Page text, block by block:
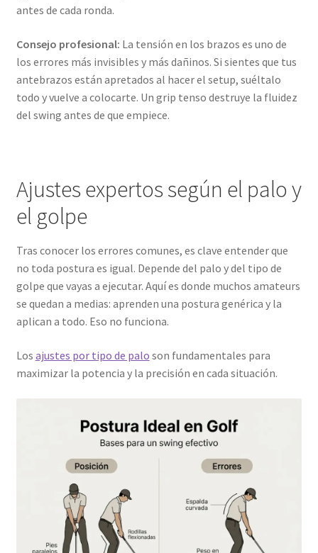
antes de cada ronda.
Consejo profesional: La tensión en los brazos es uno de
los errores más invisibles y más dañinos. Si sientes que tus
antebrazos están apretados al hacer el setup, suéltalo
todo y vuelve a colocarte. Un grip tenso destruye la fluidez
del swing antes de que empiece.
Ajustes expertos según el palo y
el golpe
Tras conocer los errores comunes, es clave entender que
no toda postura es igual. Depende del palo y del tipo de
golpe que vayas a ejecutar. Aquí es donde muchos amateurs
se quedan a medias: aprenden una postura genérica y la
aplican a todo. Eso no funciona.
Los ajustes por tipo de palo son fundamentales para
maximizar la potencia y la precisión en cada situación.